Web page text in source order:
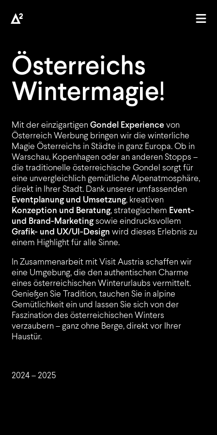
Österreichs
Wintermagie!
Mit der einzigartigen Gondel Experiencevon
Österreich Werbung bringen wir die winterliche
Magie Österreichs in Städte in ganz Europa. Ob in
Warschau, Kopenhagen oder an anderen Stopps –
die traditionelle österreichische Gondel sorgt für
eine unvergleichlich gemütliche Alpenatmosphäre,
direkt in Ihrer Stadt. Dank unserer umfassenden
Eventplanung und Umsetzung, kreativen
Konzeption und Beratung, strategischem Event-
und Brand-Marketingsowie eindrucksvollem
Grafik- und UX/UI-Design wird dieses Erlebnis zu
einem Highlight für alle Sinne.
In Zusammenarbeit mit Visit Austria schaffen wir
eine Umgebung, die den authentischen Charme
eines österreichischen Winterurlaubs vermittelt.
Genießen Sie Tradition, tauchen Sie in alpine
Gemütlichkeit ein und lassen Sie sich von der
Faszination des österreichischen Winters
verzaubern – ganz ohne Berge, direkt vor Ihrer
Haustür.
2024 – 2025